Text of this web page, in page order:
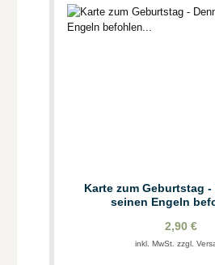
Karte zum Geburtstag -
seinen Engeln
2,90 €
inkl. MwSt. zzgl.